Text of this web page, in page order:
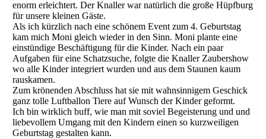
enorm erleichtert. Der Knaller war natürlich die große Hüpfburg
für unsere kleinen Gäste.
Als ich kürzlich nach eine schönem Event zum 4. Geburtstag
kam mich Moni gleich wieder in den Sinn. Moni plante eine
einstündige Beschäftigung für die Kinder. Nach ein paar
Aufgaben für eine Schatzsuche, folgte die Knaller Zaubershow
wo alle Kinder integriert wurden und aus dem Staunen kaum
rauskamen.
Zum krönenden Abschluss hat sie mit wahnsinnigem Geschick
ganz tolle Luftballon Tiere auf Wunsch der Kinder geformt.
Ich bin wirklich buff, wie man mit soviel Begeisterung und und
liebevollem Umgang mit den Kindern einen so kurzweiligen
Geburtstag gestalten kann.